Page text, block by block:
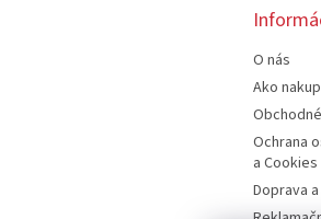
O nás
Ako
Ochrana
a Cookies
Doprava